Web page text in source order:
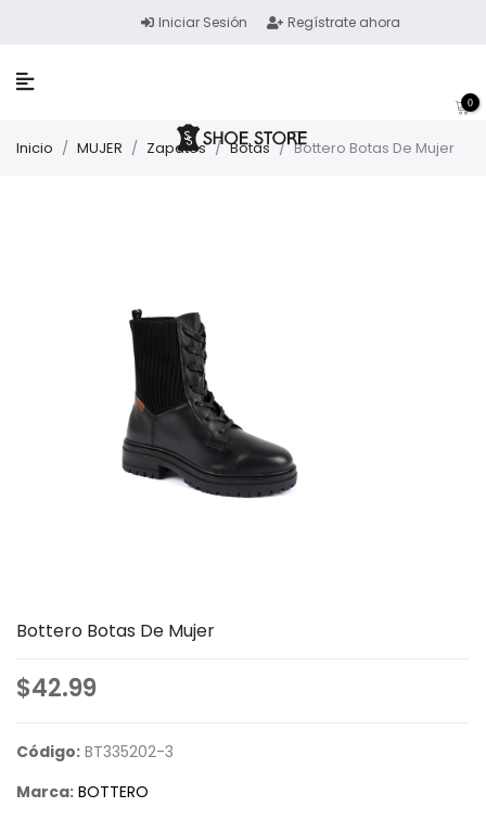
Iniciar Sesión Regístrate ahora
0
Inicio / MUJER / Zapatos / Botas / Bottero Botas De Mujer
Bottero Botas De Mujer
$42.99
Código: BT335202-3
Marca: BOTTERO